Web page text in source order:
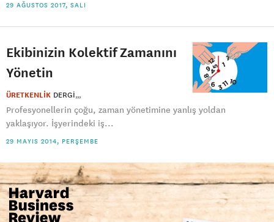
29 AĞUSTOS 2017, SALI
Ekibinizin Kolektif Zamanını
Yönetin
ÜRETKENLİK DERGI
Profesyonellerin çoğu, zaman yönetimine yanlış yoldan
yaklaşıyor. İşyerindeki iş...
29 MAYIS 2014, PERŞEMBE